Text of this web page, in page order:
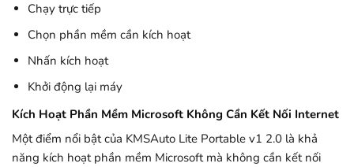
Chạy trực tiếp
Chọn phần mềm cần kích hoạt
Nhấn kích hoạt
Khởi động lại máy
Kích Hoạt Phần Mềm Microsoft Không Cần Kết Nối Internet
Một điểm nổi bật của KMSAuto Lite Portable v1 2.0 là khả
năng kích hoạt phần mềm Microsoft mà không cần kết nối